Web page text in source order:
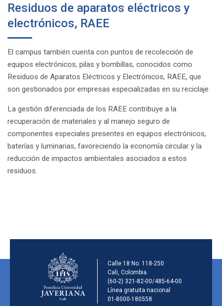
Residuos de aparatos eléctricos y
electrónicos, RAEE
El campus también cuenta con puntos de recolección de
equipos electrónicos, pilas y bombillas, conocidos como
Residuos de Aparatos Eléctricos y Electrónicos, RAEE, que
son gestionados por empresas especializadas en su reciclaje.
La gestión diferenciada de los RAEE contribuye a la
recuperación de materiales y al manejo seguro de
componentes especiales presentes en equipos electrónicos,
baterías y luminarias, favoreciendo la economía circular y la
reducción de impactos ambientales asociados a estos
residuos.
Información de la
Calle 18 No. 118-250
Cali, Colombia.
(60-2) 321-82-00/485-64-00
Línea gratuita nacional
01-8000-180558